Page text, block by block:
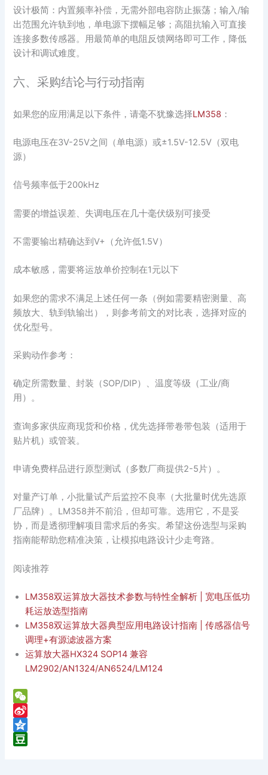
设计极简：内置频率补偿，无需外部电容防止振荡；输入/输
出范围允许轨到地，单电源下摆幅足够；高阻抗输入可直接
连接多数传感器。用最简单的电阻反馈网络即可工作，降低
设计和调试难度。
六、采购结论与行动指南
如果您的应用满足以下条件，请毫不犹豫选择LM358 ：
电源电压在3V-25V之间（单电源）或±1.5V-12.5V（双电
源）
信号频率低于200kHz
需要的增益误差、失调电压在几十毫伏级别可接受
不需要输出精确达到V+（允许低1.5V）
成本敏感，需要将运放单价控制在1元以下
如果您的需求不满足上述任何一条（例如需要精密测量、高
频放大、轨到轨输出），则参考前文的对比表，选择对应的
优化型号。
采购动作参考：
确定所需数量、封装（SOP/DIP）、温度等级（工业/商
用）。
查询多家供应商现货和价格，优先选择带卷带包装（适用于
贴片机）或管装。
申请免费样品进行原型测试（多数厂商提供2-5片）。
对量产订单，小批量试产后监控不良率（大批量时优先选原
厂品牌）。LM358并不前沿，但却可靠。选用它，不是妥
协，而是透彻理解项目需求后的务实。希望这份选型与采购
指南能帮助您精准决策，让模拟电路设计少走弯路。
阅读推荐
LM358双运算放大器技术参数与特性全解析 | 宽电压低功
耗运放选型指南
LM358双运算放大器典型应用电路设计指南 | 传感器信号
调理+有源滤波器方案
运算放大器HX324 SOP14 兼容
LM2902/AN1324/AN6524/LM124
W
e
C
S
Q